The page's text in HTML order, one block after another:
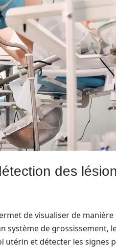
des
de visualiser de manière
système de grossissement,
et détecter les signes